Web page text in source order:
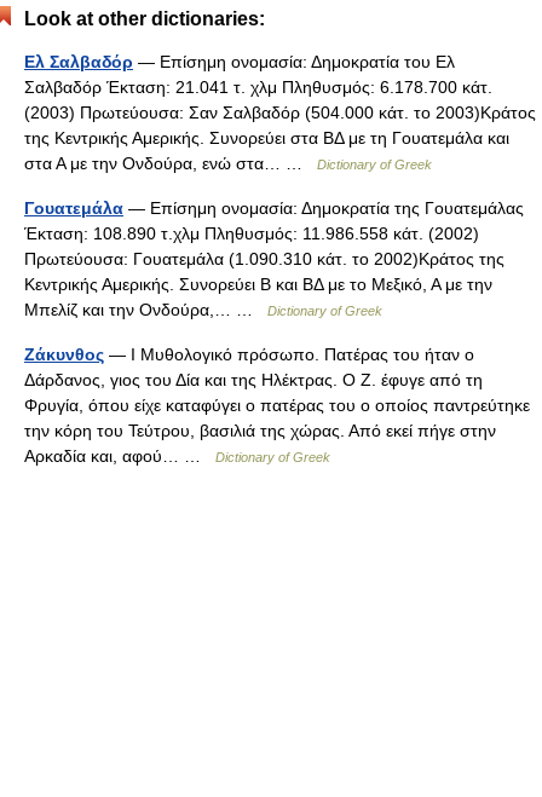
Look at other dictionaries:
Ελ Σαλβαδόρ — Επίσημη ονομασία: Δημοκρατία του Ελ
Σαλβαδόρ Έκταση: 21.041 τ. χλμ Πληθυσμός: 6.178.700 κάτ.
(2003) Πρωτεύουσα: Σαν Σαλβαδόρ (504.000 κάτ. το 2003)Κράτος
της Κεντρικής Αμερικής. Συνορεύει στα ΒΔ με τη Γουατεμάλα και
στα Α με την Ονδούρα, ενώ στα… …
Dictionary of Greek
Γουατεμάλα — Επίσημη ονομασία: Δημοκρατία της Γουατεμάλας
Έκταση: 108.890 τ.χλμ Πληθυσμός: 11.986.558 κάτ. (2002)
Πρωτεύουσα: Γουατεμάλα (1.090.310 κάτ. το 2002)Κράτος της
Κεντρικής Αμερικής. Συνορεύει Β και ΒΔ με το Μεξικό, Α με την
Μπελίζ και την Ονδούρα,… …
Dictionary of Greek
Ζάκυνθος — I Μυθολογικό πρόσωπο. Πατέρας του ήταν ο
Δάρδανος, γιος του Δία και της Ηλέκτρας. Ο Ζ. έφυγε από τη
Φρυγία, όπου είχε καταφύγει ο πατέρας του ο οποίος παντρεύτηκε
την κόρη του Τεύτρου, βασιλιά της χώρας. Από εκεί πήγε στην
Αρκαδία και, αφού… …
Dictionary of Greek